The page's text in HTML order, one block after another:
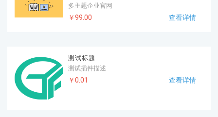
多主题企业官网
￥99.00 查看详情
测试标题
测试插件描述
￥0.01 查看详情